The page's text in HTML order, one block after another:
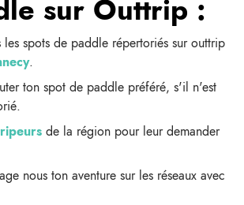
sur Outtrip :
les spots de paddle répertoriés sur outtrip
.
ton spot de paddle préféré, s'il n'est
de la région pour leur demander
nous ton aventure sur les réseaux avec